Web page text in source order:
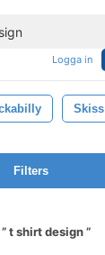
Logga in
Skiss
Filters
t shirt design